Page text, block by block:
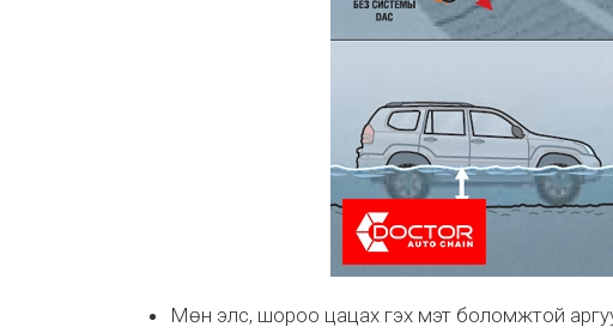
Мөн элс, шороо цацах гэх мэт боломжтой